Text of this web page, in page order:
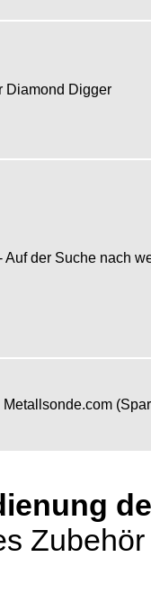
Diamond Digger
Auf der Suche nach
Metallsonde.com